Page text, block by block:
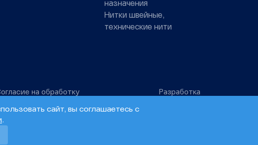
сайт, вы соглашаетесь с
.
назначения
Нитки швейные,
технические нити
на обработку
Разработка